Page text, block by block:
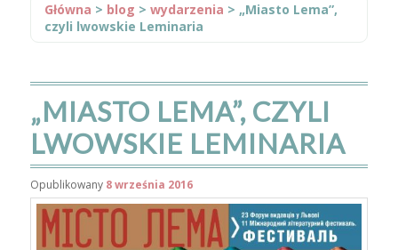
Główna > blog >wydarzenia > „Miasto Lema”,
czyli lwowskie Leminaria
„MIASTO LEMA”, CZYLI
LWOWSKIE LEMINARIA
Opublikowany 8 września 2016